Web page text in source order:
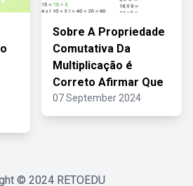
Sobre A Propriedade
Comutativa Da
Multiplicação é
Correto Afirmar Que
07 September 2024
© 2024 RETOEDU